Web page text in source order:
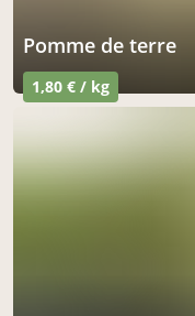
pomme de terre
1,80 € / kg